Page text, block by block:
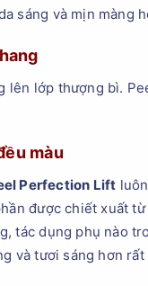
sáng và mịn màng
lên lớp thượng bì.
màu
Perfection Lift
được chiết xuất
tác dụng phụ nào
và tươi sáng hơn rất